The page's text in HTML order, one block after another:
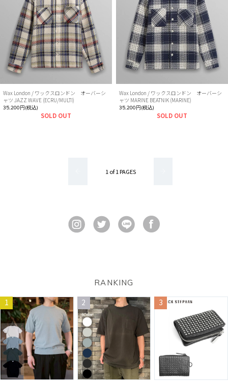
Wax London / ワックスロンドン オーバーシ
ャツ JAZZ WAVE (ECRU/MULTI)
35,200円(税込)
SOLD OUT
Wax London / ワックスロンドン オーバーシ
ャツ MARINE BEATNIK (MARINE)
35,200円(税込)
SOLD OUT
1 of 1 PAGES
RANKING
1 2 3